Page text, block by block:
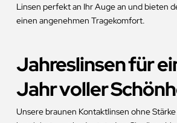
Linsen perfekt an Ihr Auge an und bieten
einen angenehmen Tragekomfort.
Jahreslinsen für
Jahr voller
Unsere braunen Kontaktlinsen ohne